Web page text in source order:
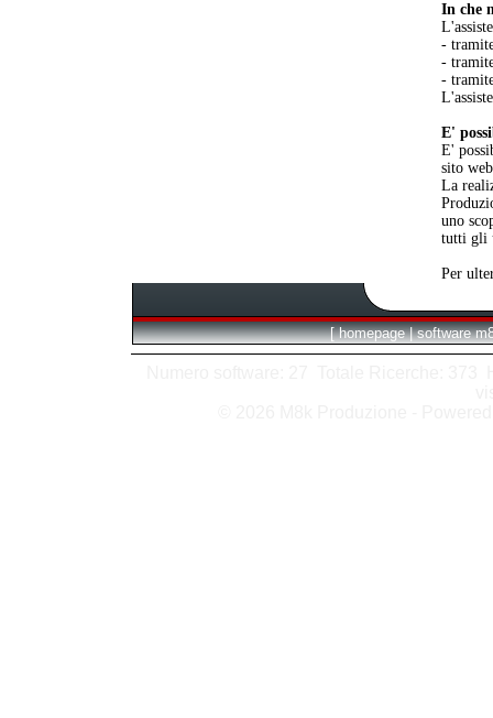
In che
-
-
-
E'
E'
sito
La
uno
tutti gli
Per
[ homepage | software